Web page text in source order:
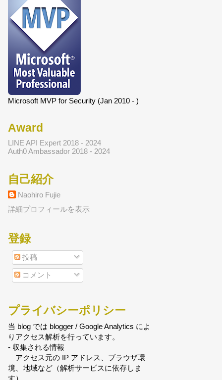
Microsoft MVP for Security (Jan 2010 - )
Award
LINE API Expert 2018 - 2024
Auth0 Ambassador 2018 - 2024
自己紹介
Naohiro Fujie
詳細プロフィールを表示
登録
投稿
コメント
プライバシーポリシー
当 blog では blogger / Google Analytics によ
りアクセス解析を行っています。
- 収集される情報
アクセス元の IP アドレス、ブラウザ環
境、地域など（解析サービスに依存しま